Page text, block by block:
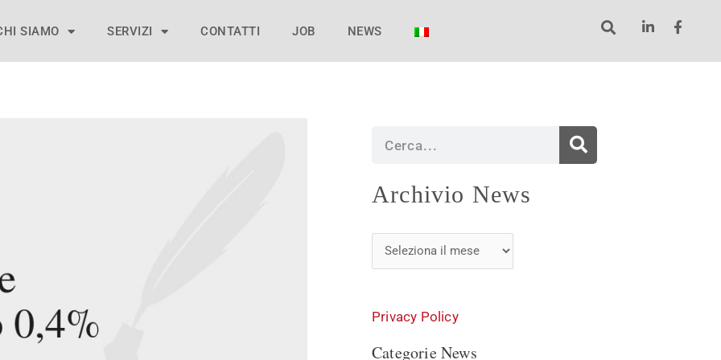
SIAMO SERVIZI CONTATTI JOB NEWS
Archivio News
Archivio
Privacy Policy
Categorie News
Categorie